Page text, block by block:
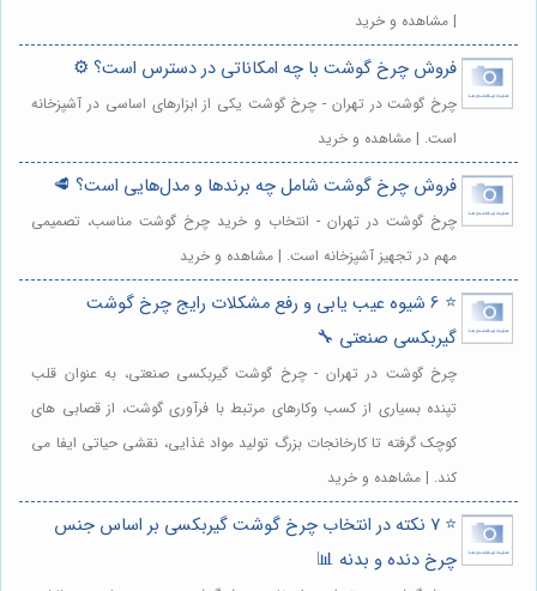
| مشاهده و خرید
فروش چرخ گوشت با چه امکاناتی در دسترس است؟ ⚙️
چرخ گوشت در تهران - چرخ گوشت یکی از ابزارهای اساسی در آشپزخانه
است. | مشاهده و خرید
فروش چرخ گوشت شامل چه برندها و مدل‌هایی است؟ 🥩
چرخ گوشت در تهران - انتخاب و خرید چرخ گوشت مناسب، تصمیمی
مهم در تجهیز آشپزخانه است. | مشاهده و خرید
⭐️ 6 شیوه عیب یابی و رفع مشکلات رایج چرخ گوشت
گیربکسی صنعتی 🔧
چرخ گوشت در تهران - چرخ گوشت گیربکسی صنعتی، به عنوان قلب
تپنده بسیاری از کسب وکارهای مرتبط با فرآوری گوشت، از قصابی های
کوچک گرفته تا کارخانجات بزرگ تولید مواد غذایی، نقشی حیاتی ایفا می
کند. | مشاهده و خرید
⭐️ 7 نکته در انتخاب چرخ گوشت گیربکسی بر اساس جنس
چرخ دنده و بدنه 📊